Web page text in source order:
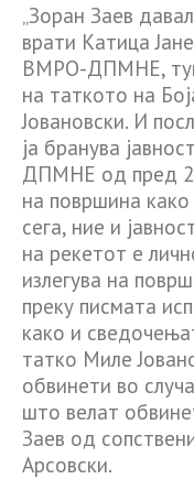
„Зоран Заев
врати Катица
ВМРО-ДПМНЕ,
на таткото на
Јовановски. И
ја бранува
ДПМНЕ од пред 2
на површина
сега, ние и
на рекетот е
излегува на
преку писмата
како и
татко Миле
обвинети во
што велат
Заев од
Арсовски.